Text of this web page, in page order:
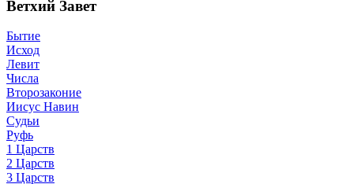
Ветхий Завет
Бытие
Исход
Левит
Числа
Второзаконие
Иисус Навин
Судьи
Руфь
1 Царств
2 Царств
3 Царств